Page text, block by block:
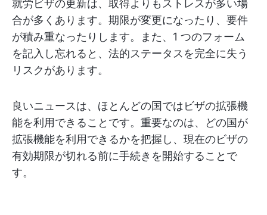
就労ビザの更新は、取得よりもストレスが多い場
合が多くあります。期限が変更になったり、要件
が積み重なったりします。また、1 つのフォーム
を記入し忘れると、法的ステータスを完全に失う
リスクがあります。
良いニュースは、ほとんどの国ではビザの拡張機
能を利用できることです。重要なのは、どの国が
拡張機能を利用できるかを把握し、現在のビザの
有効期限が切れる前に手続きを開始することで
す。